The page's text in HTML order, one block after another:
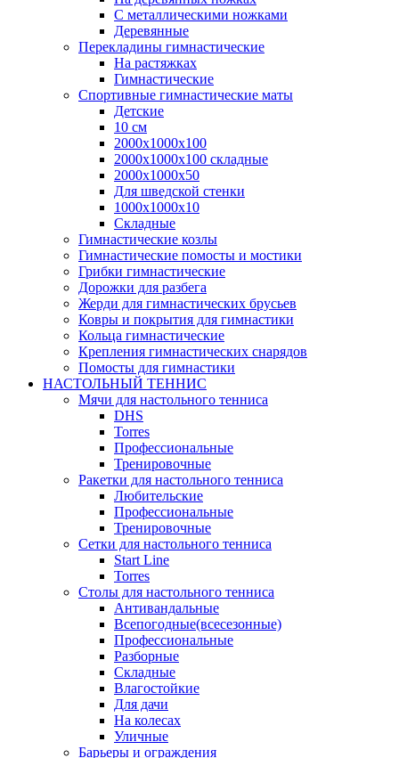
С металлическими ножками
Деревянные
Перекладины гимнастические
На растяжках
Гимнастические
Спортивные гимнастические маты
Детские
10 см
2000х1000х100
2000х1000х100 складные
2000х1000х50
Для шведской стенки
1000х1000х10
Складные
Гимнастические козлы
Гимнастические помосты и мостики
Грибки гимнастические
Дорожки для разбега
Жерди для гимнастических брусьев
Ковры и покрытия для гимнастики
Кольца гимнастические
Крепления гимнастических снарядов
Помосты для гимнастики
НАСТОЛЬНЫЙ ТЕННИС
Мячи для настольного тенниса
DHS
Torres
Профессиональные
Тренировочные
Ракетки для настольного тенниса
Любительские
Профессиональные
Тренировочные
Сетки для настольного тенниса
Start Line
Torres
Столы для настольного тенниса
Антивандальные
Всепогодные(всесезонные)
Профессиональные
Разборные
Складные
Влагостойкие
Для дачи
На колесах
Уличные
Барьеры и ограждения